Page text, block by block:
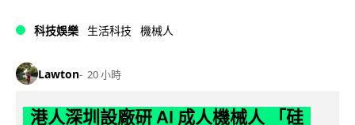
科技娛樂 生活科技 機械人
Lawton 20 小時
港人深圳設廠研 AI 成人機械人 「硅